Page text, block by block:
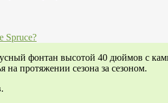
Spruce?
фонтан высотой 40 дюймов с
на протяжении сезона за сезоном.